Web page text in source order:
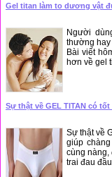
Gel titan làm to dương vật
Người
thường
Bài viết
hơn về gel
Sự thật về GEL TITAN có
Sự thật về
giúp
cùng nàng,
trai đau đầu